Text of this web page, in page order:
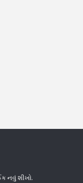
નવું શીખો.